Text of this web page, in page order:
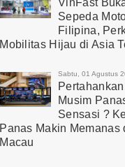
VinFast
Sepeda
Filipina,
Mobilitas Hijau di Asia
Sabtu, 01 Agustus
Musim
Sensasi ?
Panas Makin Memanas
Macau